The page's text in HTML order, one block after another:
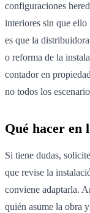
configuraciones
interiores sin que
es que la
o reforma de la
contador en
no todos los
Qué hacer en
Si tiene dudas,
que revise la
conviene adaptarla.
quién asume la obra